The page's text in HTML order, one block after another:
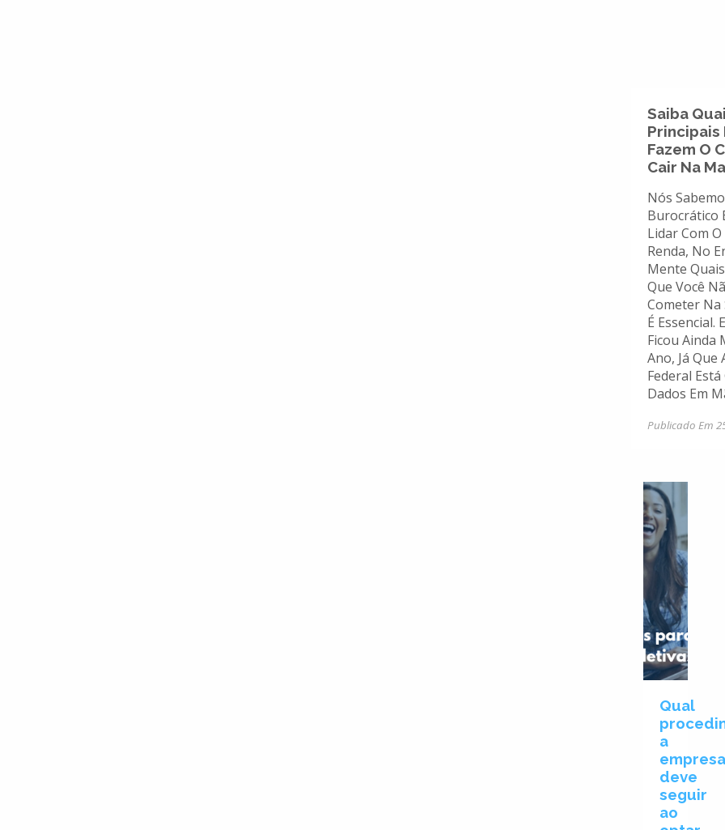
Saiba
Principais
Fazem O
Cair Na
Nós
Burocrático
Lidar Com
Renda, No
Mente
Que Você
Cometer Na
É Essencial.
Ficou Ainda
Ano, Já Que
Federal
Dados Em
Publicado Em
Qual
a
empresa
deve
seguir
ao